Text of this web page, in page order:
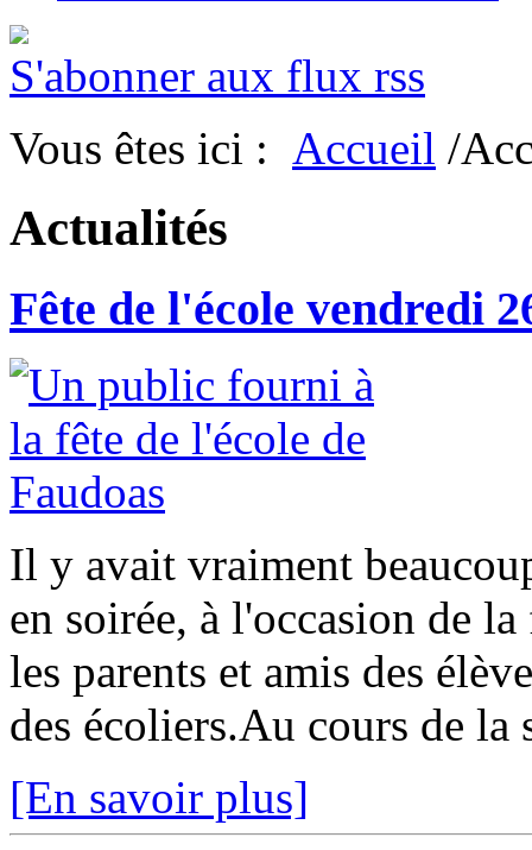
S'abonner aux flux rss
Vous êtes ici : Accueil /
Actualités
Fête de l'école vendredi
Il y avait vraiment
en soirée, à l'occasion de
les parents et amis des
des écoliers.Au cours de la
[En savoir plus]